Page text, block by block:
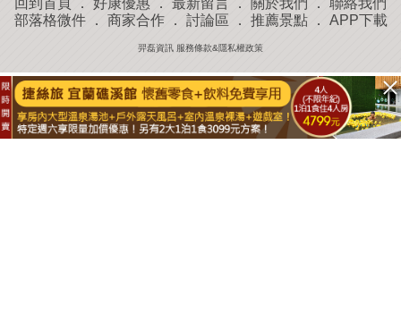
回到首頁 ． 好康優惠 ． 最新留言 ． 關於我們 ． 聯絡我們
部落格微件． 商家合作． 討論區 ． 推薦景點． APP下載
羿磊資訊 服務條款&隱私權政策